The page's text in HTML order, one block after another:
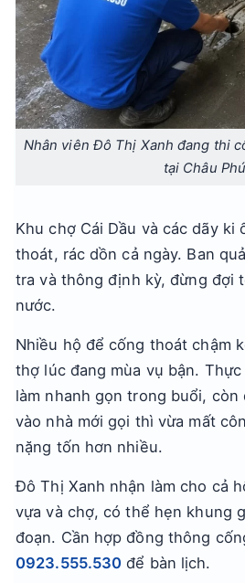
Nhân viên Đô Thị Xanh đang thi
tại Châu Phú
Khu chợ Cái Dầu và các dãy ki
thoát, rác dồn cả ngày. Ban
tra và thông định kỳ, đừng đợi
nước.
Nhiều hộ để cống thoát chậm
thợ lúc đang mùa vụ bận.
làm nhanh gọn trong buổi,
vào nhà mới gọi thì vừa mất
nặng tốn hơn nhiều.
Đô Thị Xanh nhận làm cho cả
vựa và chợ, có thể hẹn khung
đoạn. Cần hợp đồng thông
0923.555.530 để bàn lịch.